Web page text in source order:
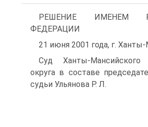
РЕШЕНИЕ ИМЕНЕМ
ФЕДЕРАЦИИ
21 июня 2001 года, г.
Суд Ханты-Мансийского
округа в составе
судьи Ульянова Р. Л.